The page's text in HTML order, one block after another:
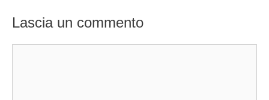
Lascia un commento